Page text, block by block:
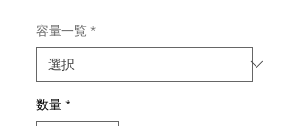
容量一覧 *
数量 *